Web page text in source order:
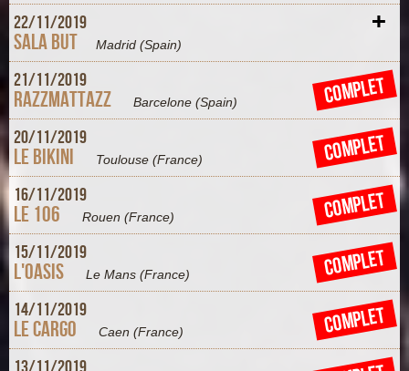
22/11/2019
Sala But Madrid (Spain) +
21/11/2019
Razzmattazz Barcelone (Spain) +
COMPLET
20/11/2019
Le Bikini Toulouse (France) +
COMPLET
16/11/2019
Le 106 Rouen (France) +
COMPLET
15/11/2019
L'Oasis Le Mans (France) +
COMPLET
14/11/2019
Le Cargo Caen (France) +
COMPLET